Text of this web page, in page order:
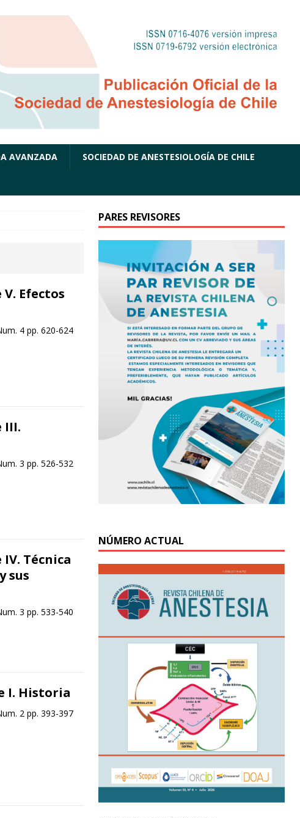
AVANZADA SOCIEDAD DE ANESTESIOLOGÍA DE CHILE
Efectos
4 pp. 620-624
III.
3 pp. 526-532
Técnica
sus
3 pp. 533-540
I. Historia
2 pp. 393-397
PARES REVISORES
NÚMERO ACTUAL